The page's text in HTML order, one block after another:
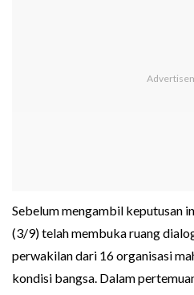
Sebelum mengambil keputusan
(3/9) telah membuka ruang
perwakilan dari 16 organisasi
kondisi bangsa. Dalam